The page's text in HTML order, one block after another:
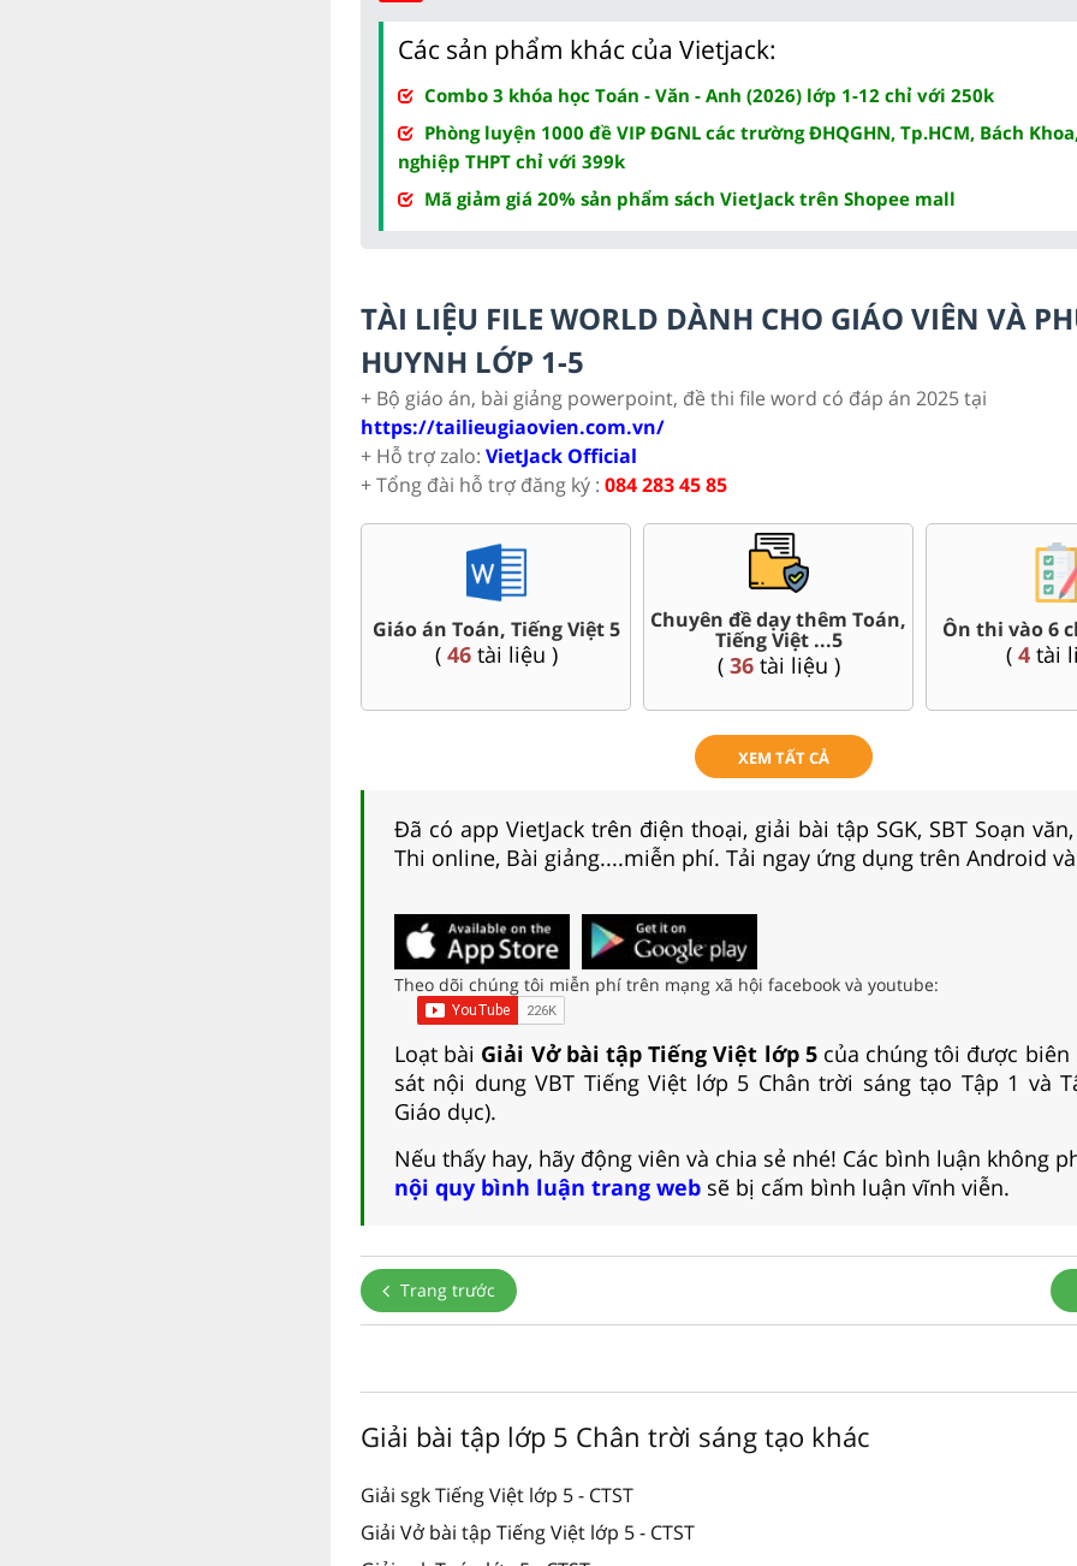
Các sản phẩm khác của Vietjack:
Combo 3 khóa học Toán - Văn - Anh (2026) lớp 1-12 chỉ với 250k
Phòng luyện 1000 đề VIP ĐGNL các trường ĐHQGHN, Tp.HCM, Bách
nghiệp THPT chỉ với 399k
Mã giảm giá 20% sản phẩm sách VietJack trên Shopee mall
TÀI LIỆU FILE WORLD DÀNH CHO GIÁO VIÊN VÀ
HUYNH LỚP 1-5
+ Bộ giáo án, bài giảng powerpoint, đề thi file word có đáp án 2025 tại
https://tailieugiaovien.com.vn/
+ Hỗ trợ zalo: VietJack Official
+ Tổng đài hỗ trợ đăng ký : 084 283 45 85
Giáo án Toán, Tiếng Việt 5
( 46tài liệu )
Chuyên đề dạy thêm Toán,
Tiếng Việt ...5
( 36tài liệu )
Ôn thi vào 6
( 4tài
XEM TẤT CẢ
Đã có app VietJack trên điện thoại, giải bài tập SGK, SBT Soạn
Thi online, Bài giảng....miễn phí. Tải ngay ứng dụng trên Android
Theo dõi chúng tôi miễn phí trên mạng xã hội facebook và youtube:
Loạt bài Giải Vở bài tập Tiếng Việt lớp 5của chúng tôi được biên
sát nội dung VBT Tiếng Việt lớp 5 Chân trời sáng tạo Tập 1 và
Giáo dục).
Nếu thấy hay, hãy động viên và chia sẻ nhé! Các bình luận không
nội quy bình luận trang web sẽ bị cấm bình luận vĩnh viễn.
Trang trước
Giải bài tập lớp 5 Chân trời sáng tạo khác
Giải sgk Tiếng Việt lớp 5 - CTST
Giải Vở bài tập Tiếng Việt lớp 5 - CTST